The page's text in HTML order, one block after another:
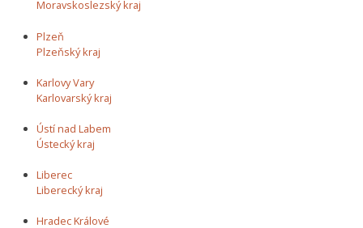
Moravskoslezský kraj
Plzeň
Plzeňský kraj
Karlovy Vary
Karlovarský kraj
Ústí nad Labem
Ústecký kraj
Liberec
Liberecký kraj
Hradec Králové